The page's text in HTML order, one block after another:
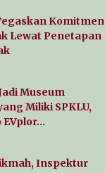
Komitmen
Lewat Penetapan
Museum
Miliki SPKLU,
EVplor…
Inspektur